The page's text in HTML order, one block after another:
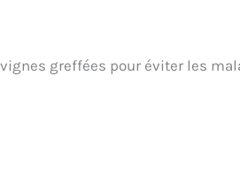
greffées pour éviter les